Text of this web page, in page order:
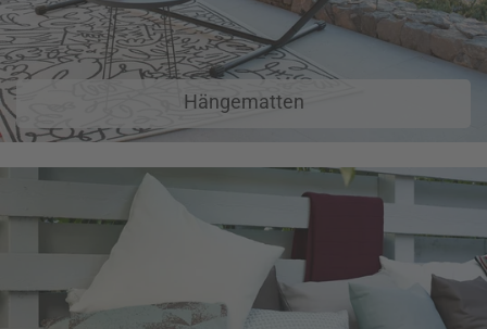
Hängematten